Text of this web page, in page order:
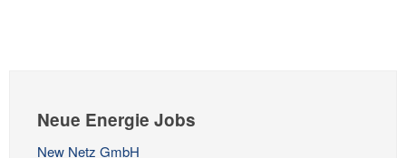
Neue Energie Jobs
New Netz GmbH